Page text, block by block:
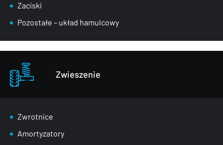
Zaciski
Pozostałe – układ hamulcowy
Zwieszenie
Zwrotnice
Amortyzatory